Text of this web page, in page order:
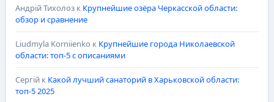
Андрій Тихолозк Крупнейшие озёра Черкасской области:
обзор и сравнение
Liudmyla Korniienko к Крупнейшие города Николаевской
области: топ-5 с описаниями
Сергійк Какой лучший санаторий в Харьковской области:
топ-5 2025